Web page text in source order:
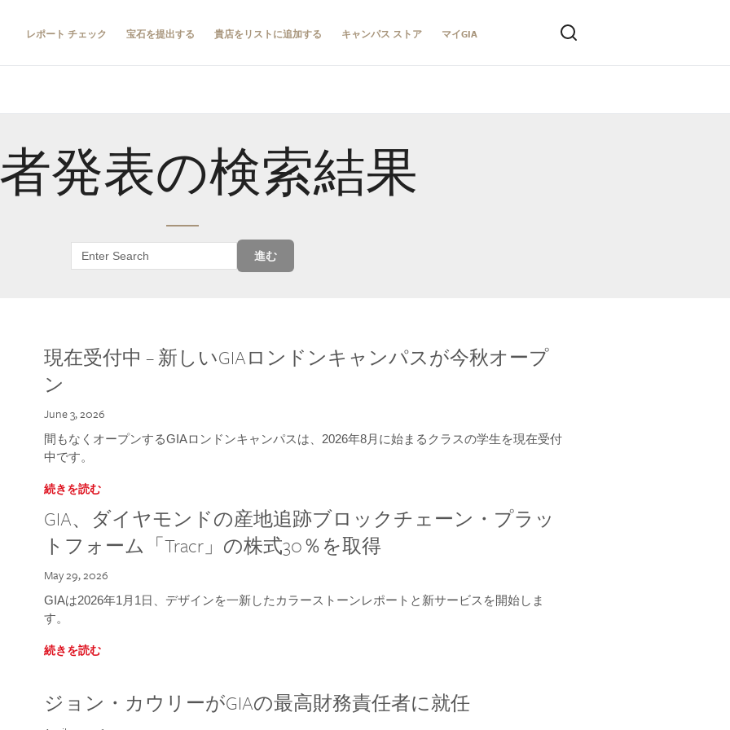
レポート チェック 宝石を提出する 貴店をリストに追加する キャンパス ストア マイGIA
発表の検索結果
進む
現在受付中 – 新しいGIAロンドンキャンパスが今秋オープ
ン
June 3, 2026
間もなくオープンするGIAロンドンキャンパスは、2026年8月に始まるクラスの学生を現在受付
中です。
続きを読む
GIA、ダイヤモンドの産地追跡ブロックチェーン・プラッ
トフォーム「Tracr」の株式30％を取得
May 29, 2026
GIAは2026年1月1日、デザインを一新したカラーストーンレポートと新サービスを開始しま
す。
続きを読む
ジョン・カウリーがGIAの最高財務責任者に就任